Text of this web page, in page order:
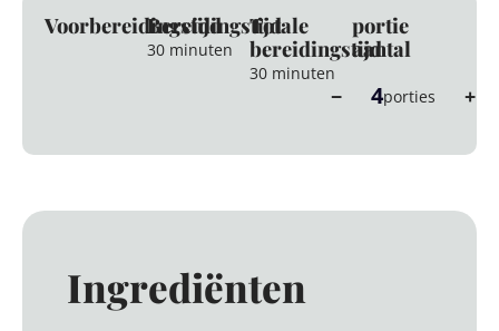
Voorbereidingstijd
Bereidingstijd
30 minuten
Totale
bereidingstijd
30 minuten
portie
aantal
− 4porties +
Ingrediënten